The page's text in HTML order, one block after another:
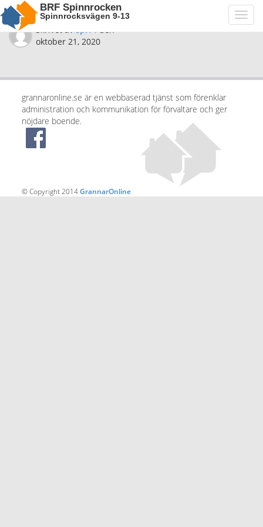
BRF Spinnrocken
Spinnrocksvägen 9-13
Skrivet avspi14den
oktober 21, 2020
grannaronline.se är en webbaserad tjänst som förenklar
administration och kommunikation för förvaltare och ger
nöjdare boende.
© Copyright 2014GrannarOnline